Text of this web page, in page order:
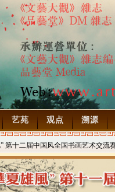
艺苑 观点 溯源
十二届中国风全国书画艺术交流赛征